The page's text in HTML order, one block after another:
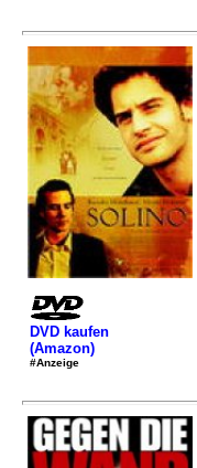
DVD kaufen
(Amazon)
#Anzeige